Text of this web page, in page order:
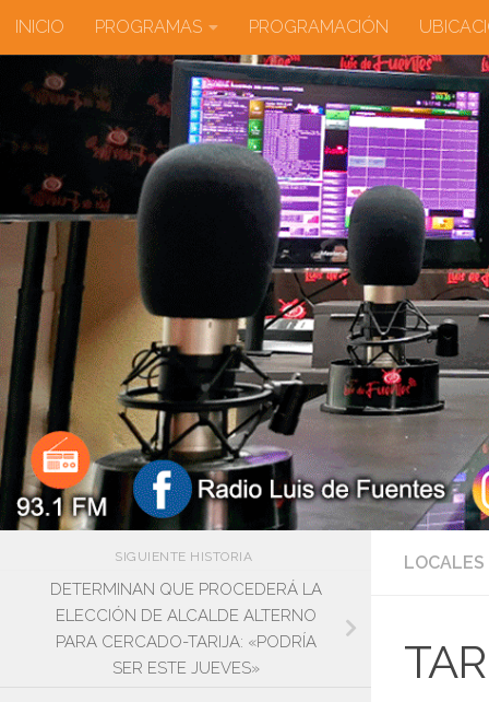
Saltar al contenido
INICIO PROGRAMAS PROGRAMACIÓN
LOCALES
SIGUIENTE HISTORIA
DETERMINAN QUE PROCEDERÁ LA
ELECCIÓN DE ALCALDE ALTERNO
PARA CERCADO-TARIJA: «PODRÍA
SER ESTE JUEVES»